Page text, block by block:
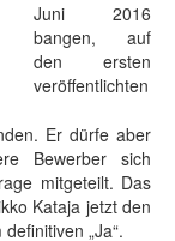
Juni 2016
bangen, auf
den ersten
veröffentlichten
Er dürfe aber
Bewerber sich
mitgeteilt. Das
Kataja jetzt den
„Ja“.